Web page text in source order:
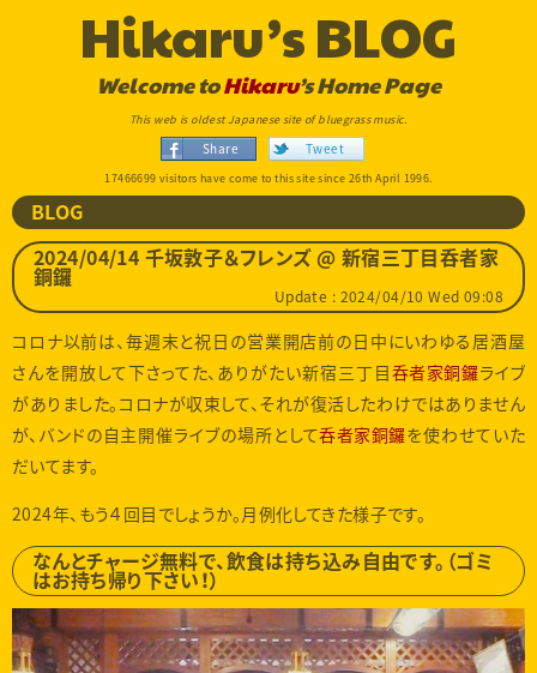
Hikaru’s BLOG
Welcome toHikaru’s Home Page
This web is oldest Japanese site of bluegrass music.
Share Tweet
17466699 visitors have come to this site since 26th April 1996.
BLOG
2024/04/14 千坂敦子＆フレンズ @ 新宿三丁目呑者家
銅鑼
Update : 2024/04/10 Wed 09:08
コロナ以前は、毎週末と祝日の営業開店前の日中にいわゆる居酒屋
さんを開放して下さってた、ありがたい新宿三丁目呑者家銅鑼ライブ
がありました。コロナが収束して、それが復活したわけではありません
が、バンドの自主開催ライブの場所として呑者家銅鑼を使わせていた
だいてます。
2024年、もう４回目でしょうか。月例化してきた様子です。
なんとチャージ無料で、飲食は持ち込み自由です。（ゴミ
はお持ち帰り下さい！）